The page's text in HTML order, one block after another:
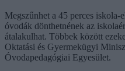
Megszűnhet a 45 perces
óvodák dönthetnének az
átalakulhat. Többek között
Oktatási és Gyermekügyi
Óvodapedagógiai Egyesület.